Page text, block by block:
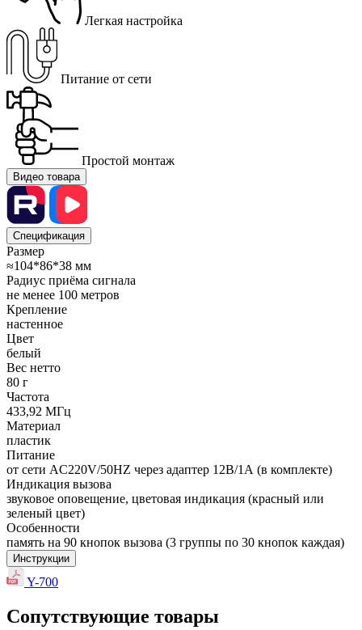
Легкая настройка
Питание от сети
Простой монтаж
Видео товара
Спецификация
Размер
≈104*86*38 мм
Радиус приёма сигнала
не менее 100 метров
Крепление
настенное
Цвет
белый
Вес нетто
80 г
Частота
433,92 МГц
Материал
пластик
Питание
от сети AC220V/50HZ через адаптер 12В/1А (в комплекте)
Индикация вызова
звуковое оповещение, цветовая индикация (красный или
зеленый цвет)
Особенности
память на 90 кнопок вызова (3 группы по 30 кнопок каждая)
Инструкции
Y-700
Сопутствующие товары